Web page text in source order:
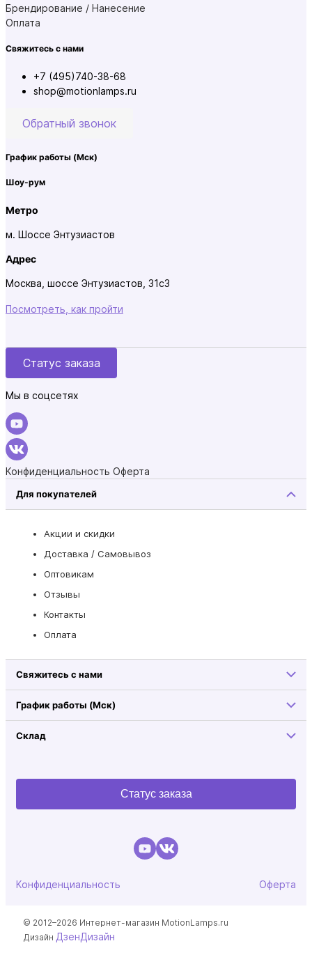
Брендирование / Нанесение
Оплата
Свяжитесь с нами
+7 (495)740-38-68
shop@motionlamps.ru
Обратный звонок
График работы (Мск)
Шоу-рум
Метро
м. Шоссе Энтузиастов
Адрес
Москва, шоссе Энтузиастов, 31с3
Посмотреть, как пройти
Статус заказа
Мы в соцсетях
Конфиденциальность Оферта
Для покупателей
Акции и скидки
Доставка / Самовывоз
Оптовикам
Отзывы
Контакты
Оплата
Свяжитесь с нами
График работы (Мск)
Склад
Статус заказа
Конфиденциальность Оферта
© 2012–2026 Интернет-магазин MotionLamps.ru
Дизайн ДзенДизайн